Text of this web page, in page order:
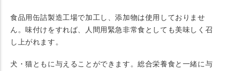
食品用缶詰製造工場で加工し、添加物は使用しておりませ
ん。味付けをすれば、人間用緊急非常食としても美味しく召
し上がれます。
犬・猫ともに与えることができます。総合栄養食と一緒に与